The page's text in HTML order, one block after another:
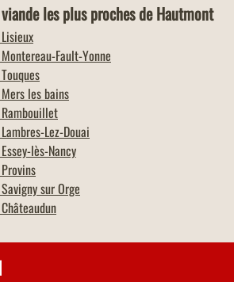
les plus proches de Hautmont
Lisieux
Montereau-Fault-Yonne
Touques
Mers les bains
Rambouillet
Lambres-Lez-Douai
Essey-lès-Nancy
Provins
Savigny sur Orge
Châteaudun